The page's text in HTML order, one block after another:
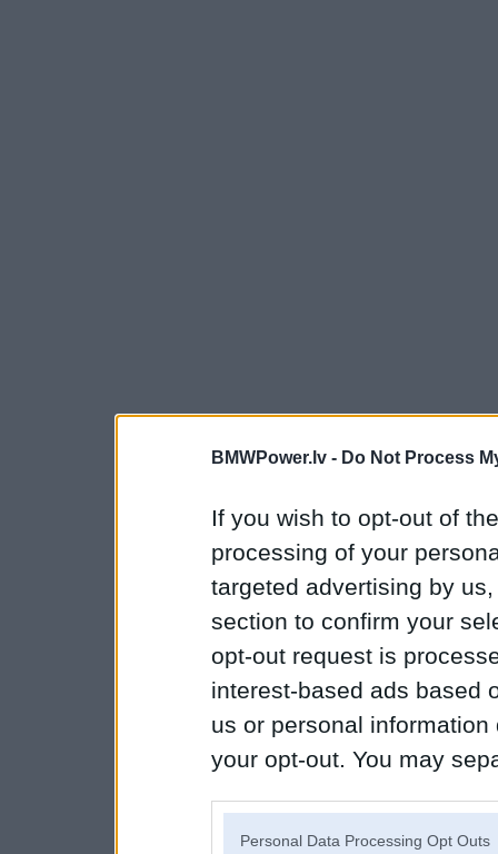
BMWPower.lv - Do Not Process
If you wish to opt-out of
processing of your
targeted advertising by
section to confirm your
opt-out request is
interest-based ads based
us or personal
your opt-out. You may
Personal Data Processing Opt Outs